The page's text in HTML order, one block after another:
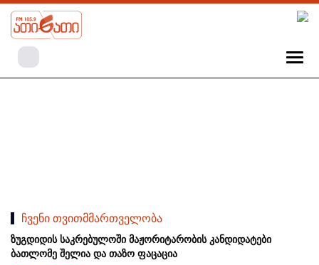
ჩვენი თვითმმართველობა
ზუგდიდის საკრებულოში მაჟორიტარობის კანდიდატები
ბათლომე შელია და თაზო ფაცაცია